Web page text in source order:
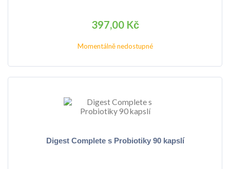
397,00 Kč
Momentálně nedostupné
Digest Complete s Probiotiky 90 kapslí